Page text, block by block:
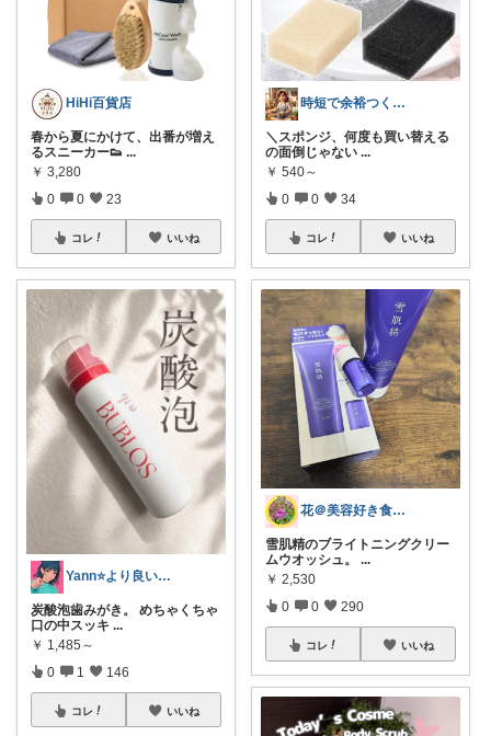
HiHi百貨店
春から夏にかけて、出番が増え
るスニーカー👟 ...
￥ 3,280
0 0 23
コレ いいね
Yann⭐より良い暮らしを一緒に
炭酸泡歯みがき。 めちゃくちゃ
口の中スッキ ...
￥ 1,485～
0 1 146
コレ いいね
時短で余裕つくる主婦🍀キッチン
＼スポンジ、何度も買い替える
の面倒じゃない ...
￥ 540～
0 0 34
コレ いいね
花＠美容好き食いしん坊💎オリ写みてみて
雪肌精のブライトニングクリー
ムウオッシュ。
...
￥ 2,530
0 0 290
コレ いいね